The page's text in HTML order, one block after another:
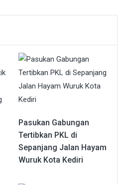
Pasukan Gabungan
Tertibkan PKL di
Sepanjang Jalan Hayam
Wuruk Kota Kediri